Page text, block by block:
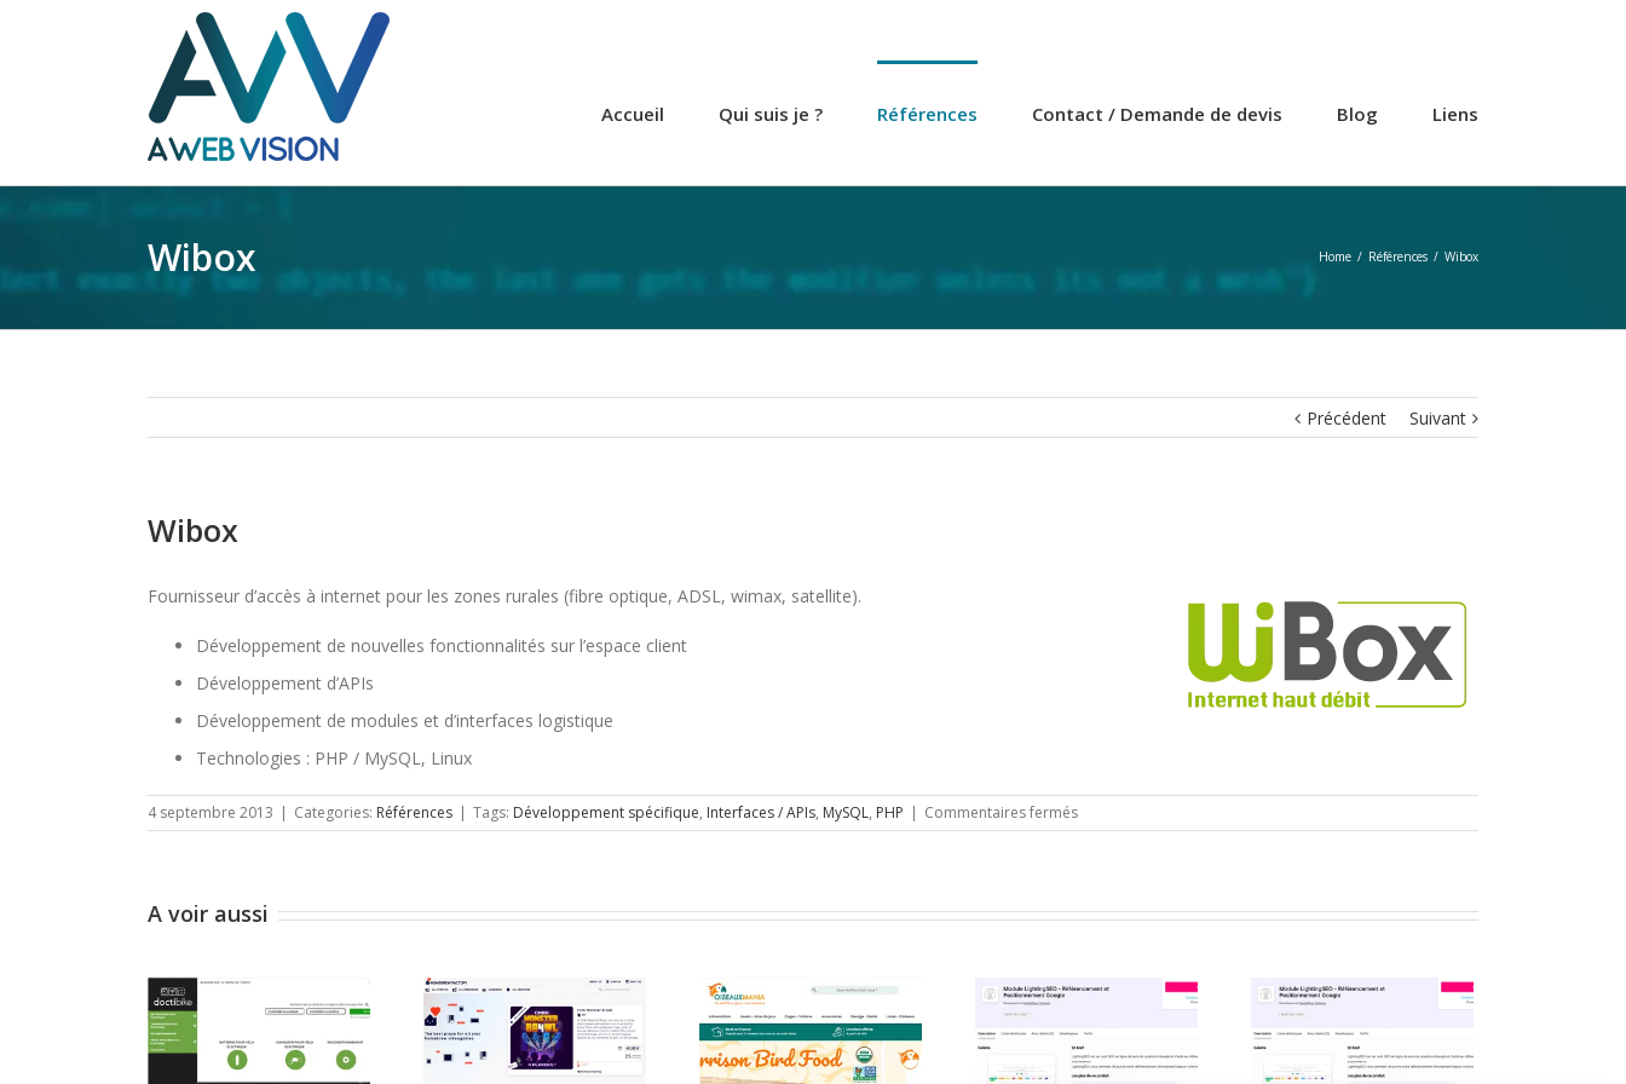
Accueil Qui suis je ? Références Contact / Demande de devis Blog Liens
Wibox Home / Références / Wibox
Précédent Suivant
Wibox
Fournisseur d’accès à internet pour les zones rurales (fibre optique, ADSL, wimax, satellite).
Développement de nouvelles fonctionnalités sur l’espace client
Développement d’APIs
Développement de modules et d’interfaces logistique
Technologies : PHP / MySQL, Linux
4 septembre 2013 | Categories: Références | Tags: Développement spécifique, Interfaces / APIs, MySQL, PHP | Commentaires ferméssur
Wibox
A voir aussi